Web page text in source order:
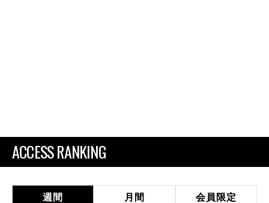
ACCESS RANKING
週間 月間 会員限定